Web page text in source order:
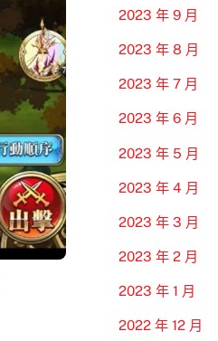
2023 年 9 月
2023 年 8 月
2023 年 7 月
2023 年 6 月
2023 年 5 月
2023 年 4 月
2023 年 3 月
2023 年 2 月
2023 年 1 月
2022 年 12 月